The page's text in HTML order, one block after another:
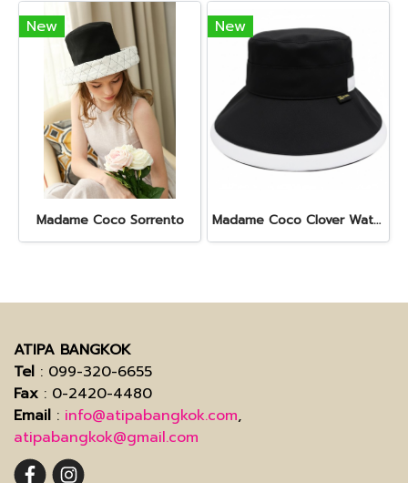
New
Madame Coco Sorrento
New
Madame Coco Clover Waterproof (Misty Black)
ATIPA BANGKOK
Tel : 099-320-6655
Fax : 0-2420-4480
Email : info@atipabangkok.com,
atipabangkok@gmail.com